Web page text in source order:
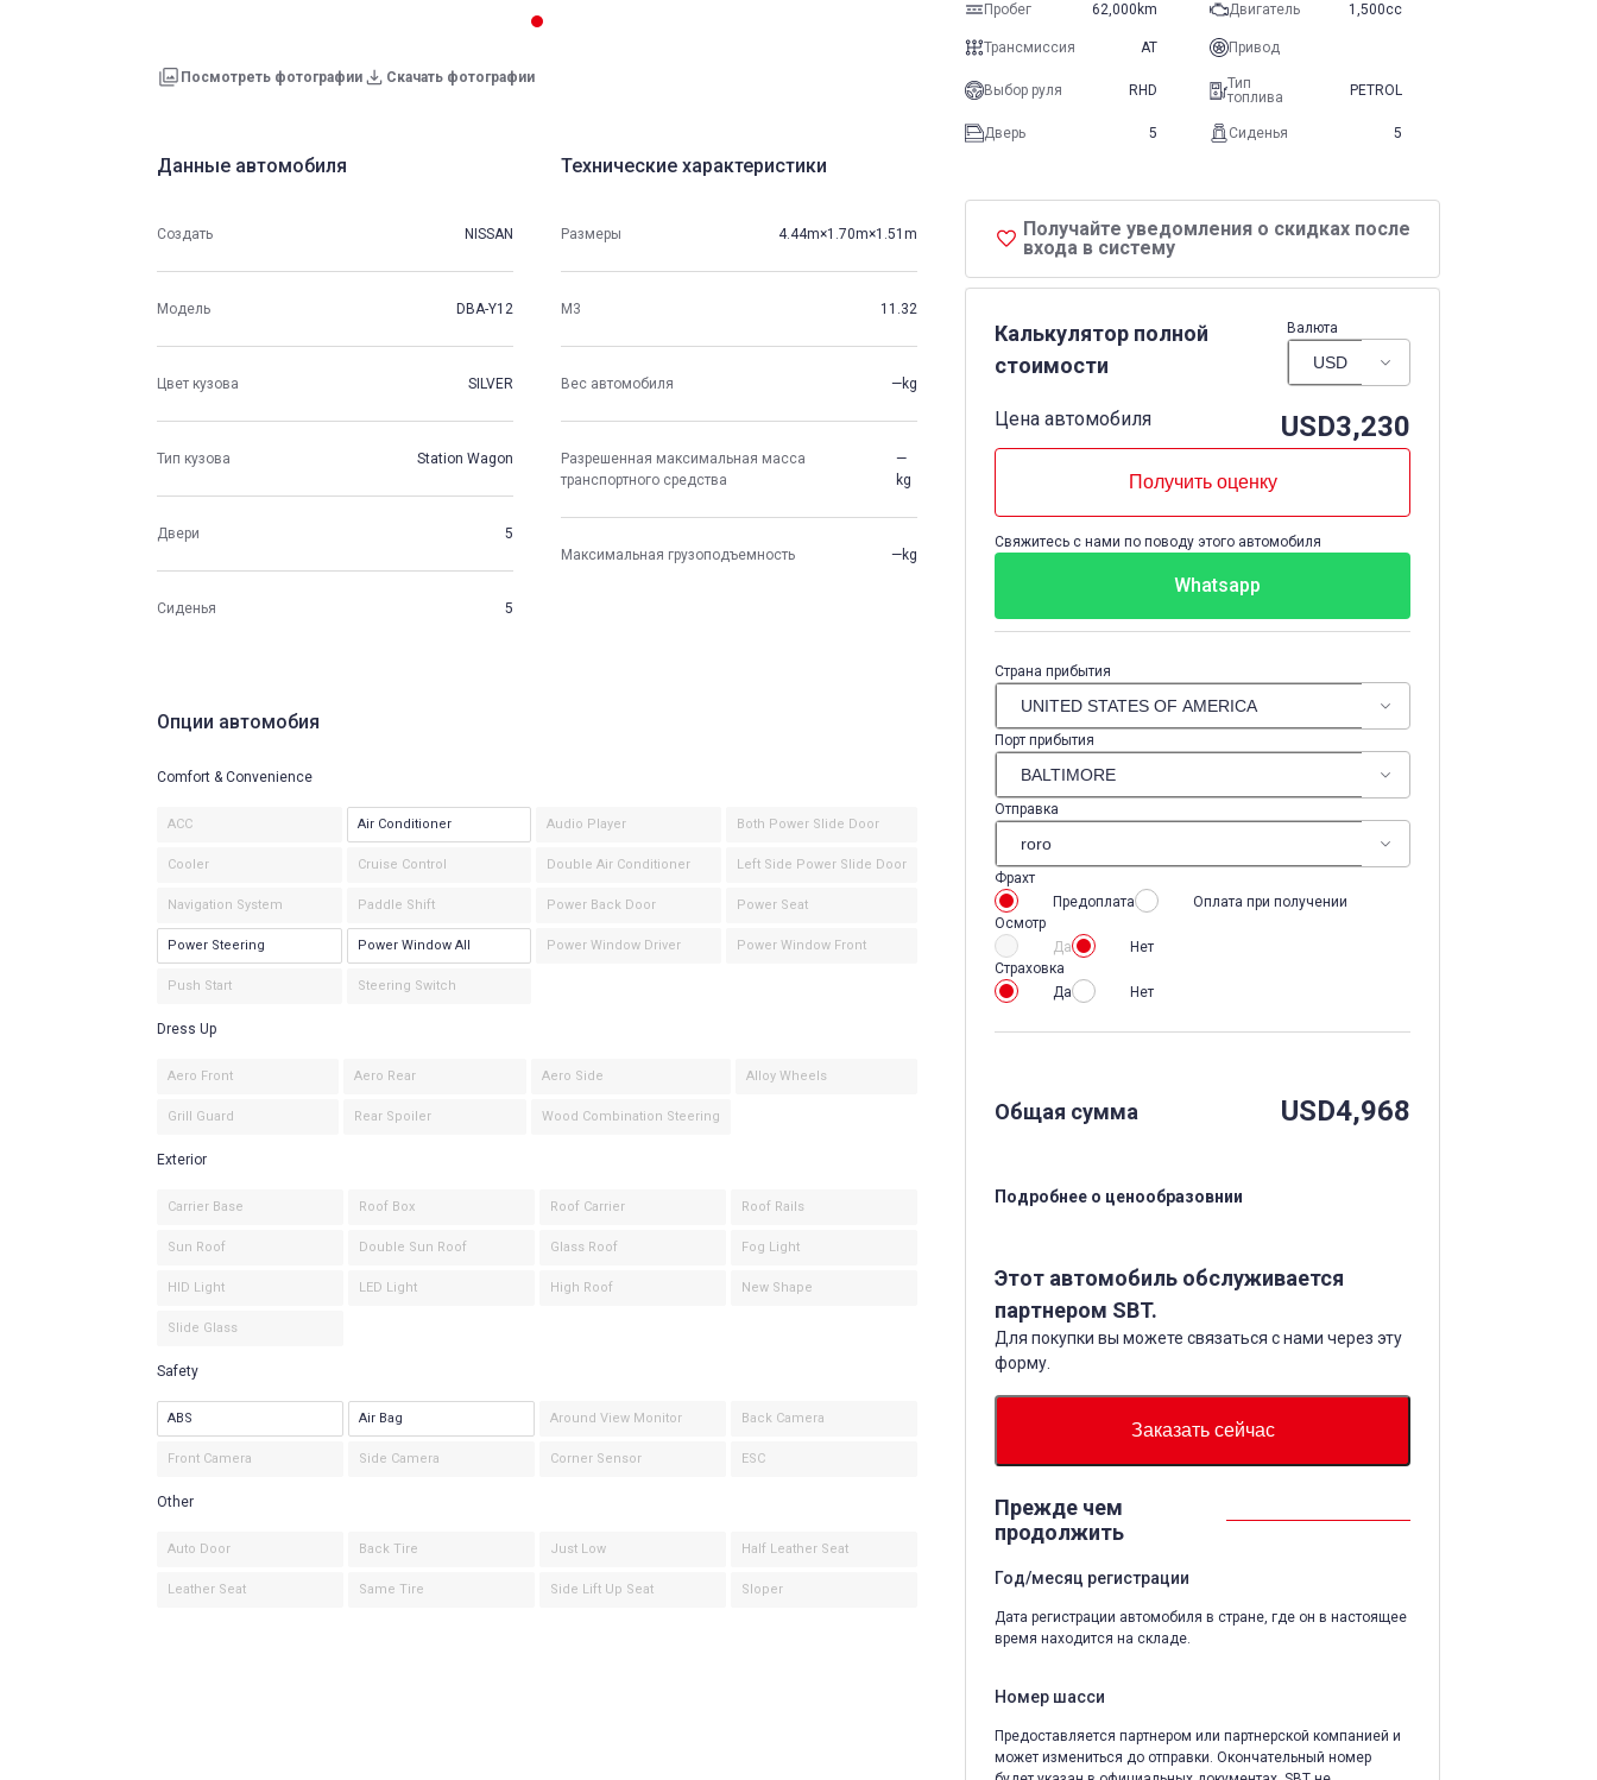
Посмотреть фотографии Скачать фотографии
Получайте уведомления о скидках после
входа в систему
Калькулятор полной
стоимости
Валюта
Цена автомобиля USD3,230
Получить оценку
Свяжитесь с нами по поводу этого автомобиля
Whatsapp
Страна прибытия
Порт прибытия
Отправка
Фрахт
Предоплата
Оплата при получении
Осмотр
Да
Нет
Страховка
Да
Нет
Общая сумма USD4,968
Подробнее о ценообразовнии
Этот автомобиль обслуживается
партнером SBT.
Для покупки вы можете связаться с нами через эту
форму.
Заказать сейчас
Прежде чем
продолжить
Год/месяц регистрации
Дата регистрации автомобиля в стране, где он в настоящее
время находится на складе.
Номер шасси
Предоставляется партнером или партнерской компанией и
может измениться до отправки. Окончательный номер
Пробег 62,000km Двигатель 1,500cc
Трансмиссия AT Привод
Выбор руля RHD
Тип
топлива
PETROL
Дверь 5 Сиденья 5
Данные автомобиля
Создать NISSAN
Модель DBA-Y12
Цвет кузова SILVER
Тип кузова Station Wagon
Двери 5
Сиденья 5
Технические характеристики
Размеры 4.44m×1.70m×1.51m
М3 11.32
Вес автомобиля —kg
Разрешенная максимальная масса
транспортного средства
—
kg
Максимальная грузоподъемность —kg
Опции автомобия
Comfort & Convenience
ACC Air Conditioner Audio Player Both Power Slide Door
Cooler Cruise Control Double Air Conditioner Left Side Power Slide Door
Navigation System Paddle Shift Power Back Door Power Seat
Power Steering Power Window All Power Window Driver Power Window Front
Push Start Steering Switch
Dress Up
Aero Front Aero Rear Aero Side Alloy Wheels
Grill Guard Rear Spoiler Wood Combination Steering
Exterior
Carrier Base Roof Box Roof Carrier Roof Rails
Sun Roof Double Sun Roof Glass Roof Fog Light
HID Light LED Light High Roof New Shape
Slide Glass
Safety
ABS Air Bag Around View Monitor Back Camera
Front Camera Side Camera Corner Sensor ESC
Other
Auto Door Back Tire Just Low Half Leather Seat
Leather Seat Same Tire Side Lift Up Seat Sloper